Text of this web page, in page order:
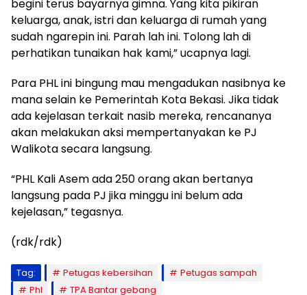
begini terus bayarnya gimna. Yang kita pikiran
keluarga, anak, istri dan keluarga di rumah yang
sudah ngarepin ini. Parah lah ini. Tolong lah di
perhatikan tunaikan hak kami,” ucapnya lagi.
Para PHL ini bingung mau mengadukan nasibnya ke
mana selain ke Pemerintah Kota Bekasi. Jika tidak
ada kejelasan terkait nasib mereka, rencananya
akan melakukan aksi mempertanyakan ke PJ
Walikota secara langsung.
“PHL Kali Asem ada 250 orang akan bertanya
langsung pada PJ jika minggu ini belum ada
kejelasan,” tegasnya.
(rdk/rdk)
Tag: Petugas kebersihan
Petugas sampah
Phl
TPA Bantar gebang